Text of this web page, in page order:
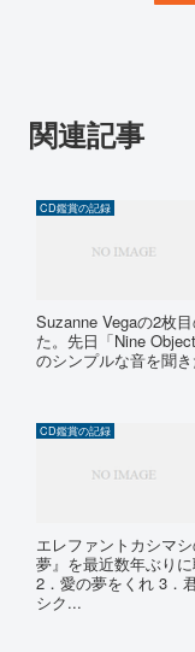
関連記事
CD鑑賞の記録
Suzanne Vegaの2枚
た。先日「Nine
のシンプルな音を聞
CD鑑賞の記録
エレファントカシマ
夢』を最近数年ぶり
2．愛の夢をくれ 3．
シク...